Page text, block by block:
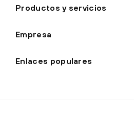
Productos y servicios
Empresa
Enlaces populares